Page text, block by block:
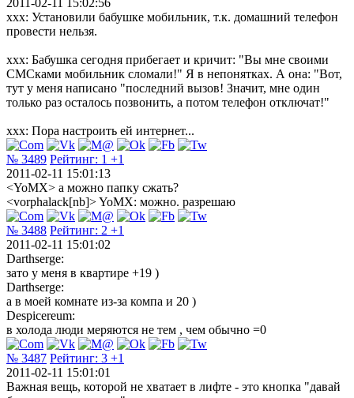
ххх: Установили бабушке мобильник, т.к. домашний телефон
провести нельзя.
ххх: Бабушка сегодня прибегает и кричит: "Вы мне своими
СМСками мобильник сломали!" Я в непонятках. А она: "Вот,
тут у меня написано "последний вызов! Значит, мне один
только раз осталось позвонить, а потом телефон отключат!"
ххх: Пора настроить ей интернет...
№ 3489 Рейтинг: 1 +1
2011-02-11 15:01:13
<YoMX> а можно папку сжать?
<vorphalack[nb]> YoMX: можно. разрешаю
№ 3488 Рейтинг: 2 +1
2011-02-11 15:01:02
Darthserge:
зато у меня в квартире +19 )
Darthserge:
а в моей комнате из-за компа и 20 )
Despicereum:
в холода люди меряются не тем , чем обычно =0
№ 3487 Рейтинг: 3 +1
2011-02-11 15:01:01
Bажная вещь, которой не хватает в лифте - это кнопка "давай